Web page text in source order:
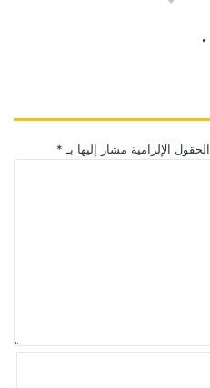
.
الحقول الإلزامية مشار إليها بـ *